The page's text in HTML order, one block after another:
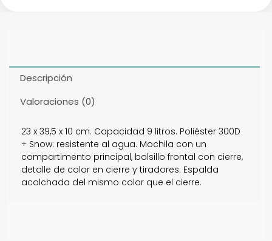
Descripción
Valoraciones (0)
23 x 39,5 x 10 cm. Capacidad 9 litros. Poliéster 300D
+ Snow: resistente al agua. Mochila con un
compartimento principal, bolsillo frontal con cierre,
detalle de color en cierre y tiradores. Espalda
acolchada del mismo color que el cierre.